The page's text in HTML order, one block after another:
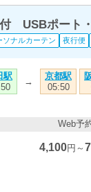
USBポート
ソナルカーテン 夜行便
駅
→
京都駅
05:50
Web予
4,100円～